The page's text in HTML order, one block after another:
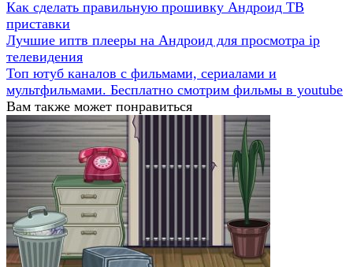
Как сделать правильную прошивку Андроид ТВ
приставки
Лучшие иптв плееры на Андроид для просмотра ip
телевидения
Топ ютуб каналов с фильмами, сериалами и
мультфильмами. Бесплатно смотрим фильмы в youtube
Вам также может понравиться